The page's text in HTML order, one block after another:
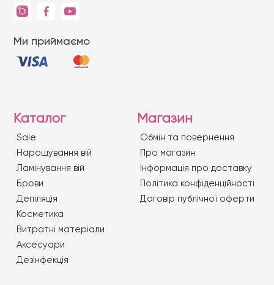
Ми приймаємо
Каталог
Sale
Нарощування вій
Ламінування вій
Брови
Депіляція
Косметика
Витратні матеріали
Аксесуари
Дезінфекція
Магазин
Обмін та повернення
Про магазин
Iнформація про доставку
Політика конфіденційності
Договір публічної оферти